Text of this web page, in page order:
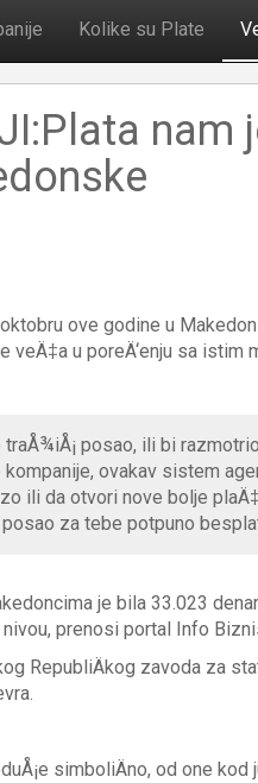
Kolike su Plate
nam
ove godine u
veÄ‡a u poreÄ‘enju sa istim
posao, ili bi
kompanije, ovakav sistem
ili da otvori nove bolje
za tebe potpuno
je bila 33.023
prenosi portal Info
RepubliÄkog zavoda za
simboliÄno, od one kod